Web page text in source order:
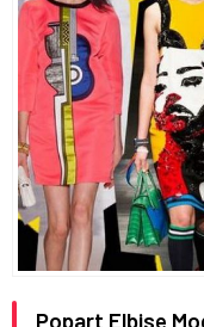
Popart Elbise